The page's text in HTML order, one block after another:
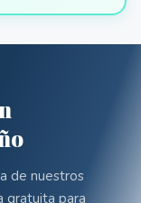
de nuestros
gratuita para